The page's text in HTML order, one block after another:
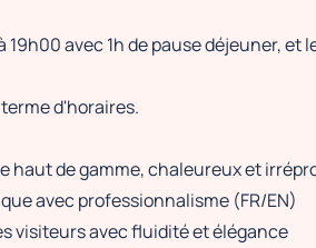
avec 1h de pause déjeuner, et
d'horaires.
haut de gamme, chaleureux et
avec professionnalisme (FR/EN)
visiteurs avec fluidité et élégance